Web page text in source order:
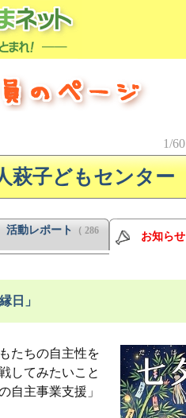
1/60
萩子どもセンター
活動レポート
（ 286
お知らせ
日」
たちの自主性を
してみたいこと
自主事業支援」